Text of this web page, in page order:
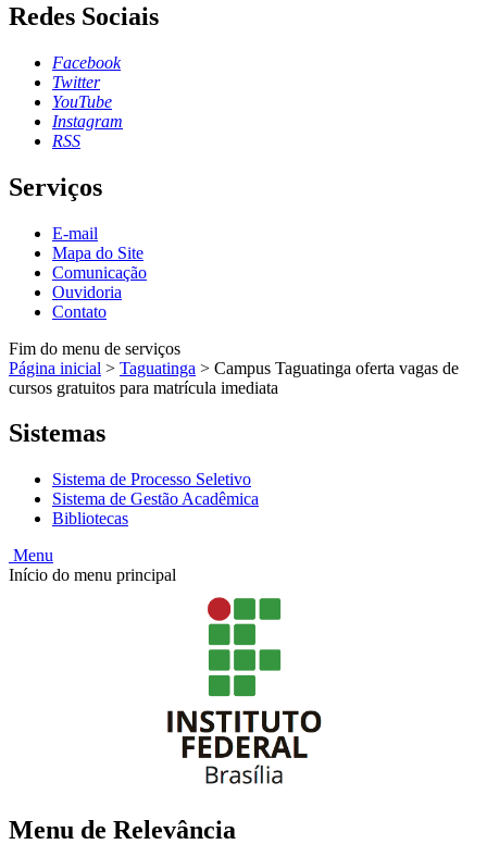
Redes Sociais
Facebook
Twitter
YouTube
Instagram
RSS
Serviços
E-mail
Mapa do Site
Comunicação
Ouvidoria
Contato
Fim do menu de serviços
Página inicial > Taguatinga > Campus Taguatinga oferta vagas de
cursos gratuitos para matrícula imediata
Sistemas
Sistema de Processo Seletivo
Sistema de Gestão Acadêmica
Bibliotecas
Menu
Início do menu principal
Menu de Relevância